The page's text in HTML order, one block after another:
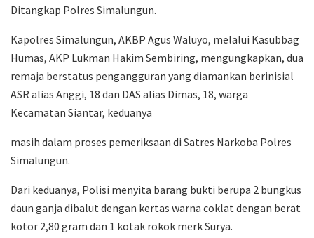
Ditangkap Polres Simalungun.
Kapolres Simalungun, AKBP Agus Waluyo, melalui Kasubbag
Humas, AKP Lukman Hakim Sembiring, mengungkapkan, dua
remaja berstatus pengangguran yang diamankan berinisial
ASR alias Anggi, 18 dan DAS alias Dimas, 18, warga
Kecamatan Siantar, keduanya
masih dalam proses pemeriksaan di Satres Narkoba Polres
Simalungun.
Dari keduanya, Polisi menyita barang bukti berupa 2 bungkus
daun ganja dibalut dengan kertas warna coklat dengan berat
kotor 2,80 gram dan 1 kotak rokok merk Surya.